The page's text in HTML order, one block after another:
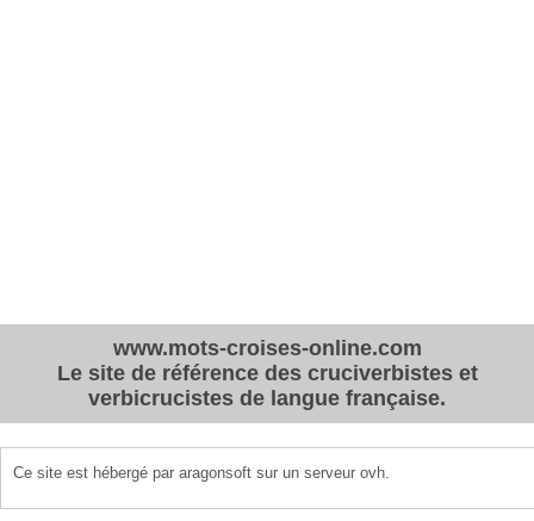
www.mots-croises-online.com
Le site de référence des cruciverbistes et
verbicrucistes de langue française.